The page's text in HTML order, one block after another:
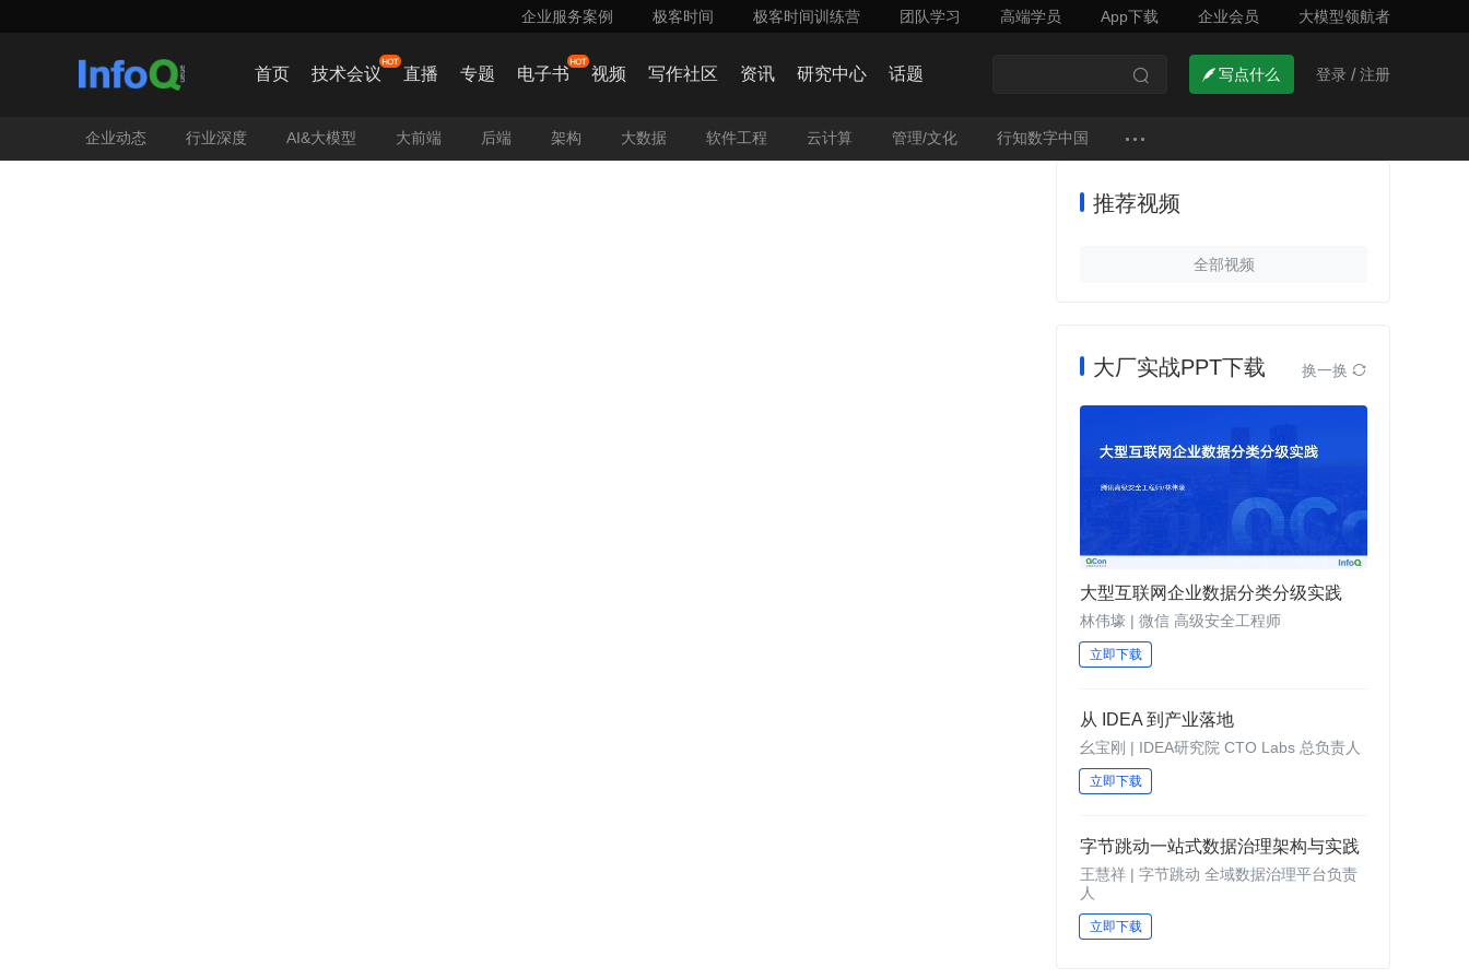
企业服务案例 极客时间 极客时间训练营 团队学习 高端学员 App下载 企业会员 大模型领航者
【AICon】 如何构建高效的 RAG 系统？RAG 技术在实际应用中遇到的挑战及应对策略？>>>
首页 技术会议 直播 专题 电子书 视频 写作社区 资讯 研究中心 话题   写点什么 登录 / 注册
企业动态 行业深度 AI&大模型 大前端 后端 架构 大数据 软件工程 云计算 管理/文化 行知数字中国
推荐视频
全部视频
大厂实战PPT下载 换一换 
大型互联网企业数据分类分级实践
林伟壕 | 微信 高级安全工程师
立即下载
从 IDEA 到产业落地
幺宝刚 | IDEA研究院 CTO Labs 总负责人
立即下载
字节跳动一站式数据治理架构与实践
王慧祥 | 字节跳动 全域数据治理平台负责
人
立即下载